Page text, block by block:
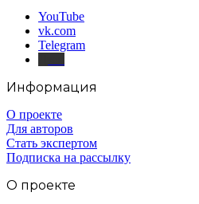
YouTube
vk.com
Telegram
Информация
О проекте
Для авторов
Стать экспертом
Подписка на рассылку
О проекте